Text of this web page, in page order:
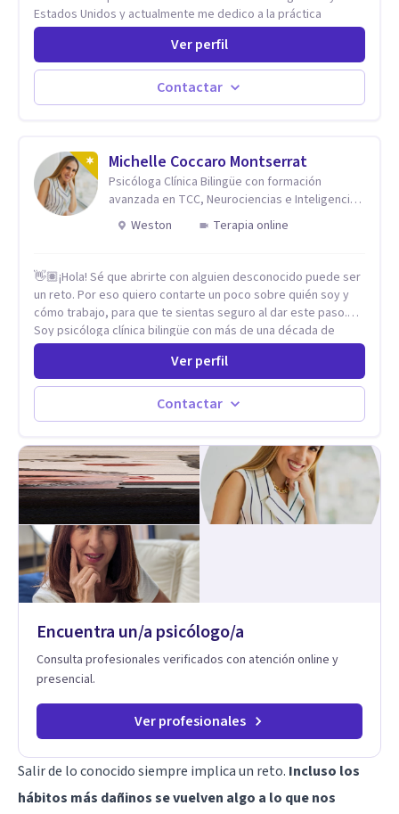
Estados Unidos y actualmente me dedico a la práctica
privada. Utilizo terapias cognitivas conductuales basadas en
evidencia científica con comprobados resultados. Los
objetivos terapéuticos están centrados en brindar
herramientas concretas para el cambio, que permitan
desarrollar nuevas habilidades y estrategias basadas en la
Ver perfil
Contactar
Michelle Coccaro Montserrat
Psicóloga Clínica Bilingüe con formación
avanzada en TCC, Neurociencias e Inteligencia
Emocional.
Weston Terapia online
👋🏽¡Hola! Sé que abrirte con alguien desconocido puede ser
un reto. Por eso quiero contarte un poco sobre quién soy y
cómo trabajo, para que te sientas seguro al dar este paso.
Soy psicóloga clínica bilingüe con más de una década de
experiencia. He dictado conferencias, escrito artículos y
ejercido como profesora universitaria. Un dato curioso: he
vivido en varios países y conozco de primera mano lo que
significa ser migrante, adaptarse a los cambios y empezar de
nuevo.
Ver perfil
Contactar
Encuentra un/a psicólogo/a
Consulta profesionales verificados con atención online y
presencial.
Ver profesionales
Salir de lo conocido siempre implica un reto. Incluso los
hábitos más dañinos se vuelven algo a lo que nos